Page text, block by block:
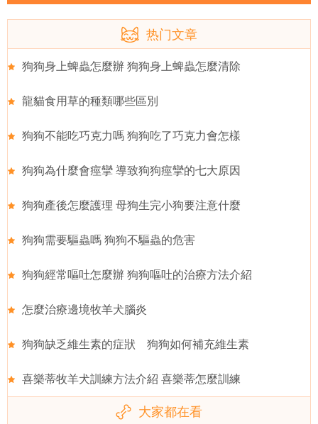
热门文章
狗狗身上蜱蟲怎麼辦 狗狗身上蜱蟲怎麼清除
龍貓食用草的種類哪些區別
狗狗不能吃巧克力嗎 狗狗吃了巧克力會怎樣
狗狗為什麼會痙攣 導致狗狗痙攣的七大原因
狗狗產後怎麼護理 母狗生完小狗要注意什麼
狗狗需要驅蟲嗎 狗狗不驅蟲的危害
狗狗經常嘔吐怎麼辦 狗狗嘔吐的治療方法介紹
怎麼治療邊境牧羊犬腦炎
狗狗缺乏維生素的症狀 狗狗如何補充維生素
喜樂蒂牧羊犬訓練方法介紹 喜樂蒂怎麼訓練
大家都在看